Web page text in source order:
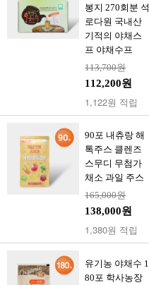
봉지 270회분 석
로다원 국내산
기적의 야채스
프 야채수프
113,700원
112,200원
1,122원 적립
90포 내츄랑 해
톡주스 클렌즈
스무디 무첨가
채소 과일 주스
165,000원
138,000원
1,380원 적립
유기농 야채수 1
80포 학사농장